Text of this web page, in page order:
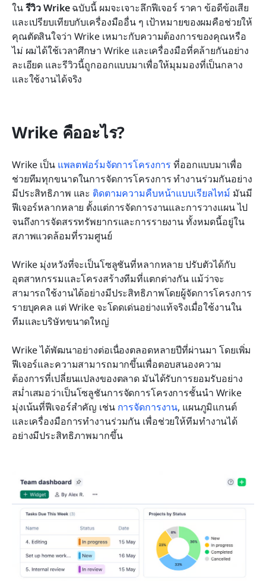
ใน รีวิว Wrike ฉบับนี้ ผมจะเจาะลึกฟีเจอร์ ราคา ข้อดีข้อเสีย
และเปรียบเทียบกับเครื่องมืออื่น ๆ เป้าหมายของผมคือช่วยให้
คุณตัดสินใจว่า Wrike เหมาะกับความต้องการของคุณหรือ
ไม่ ผมได้ใช้เวลาศึกษา Wrike และเครื่องมือที่คล้ายกันอย่าง
ละเอียด และรีวิวนี้ถูกออกแบบมาเพื่อให้มุมมองที่เป็นกลาง
และใช้งานได้จริง
Wrike คืออะไร?
Wrike เป็น แพลตฟอร์มจัดการโครงการ ที่ออกแบบมาเพื่อ
ช่วยทีมทุกขนาดในการจัดการโครงการ ทำงานร่วมกันอย่าง
มีประสิทธิภาพ และ ติดตามความคืบหน้าแบบเรียลไทม์ มันมี
ฟีเจอร์หลากหลาย ตั้งแต่การจัดการงานและการวางแผน ไป
จนถึงการจัดสรรทรัพยากรและการรายงาน ทั้งหมดนี้อยู่ใน
สภาพแวดล้อมที่รวมศูนย์
Wrike มุ่งหวังที่จะเป็นโซลูชันที่หลากหลาย ปรับตัวได้กับ
อุตสาหกรรมและโครงสร้างทีมที่แตกต่างกัน แม้ว่าจะ
สามารถใช้งานได้อย่างมีประสิทธิภาพโดยผู้จัดการโครงการ
รายบุคคล แต่ Wrike จะโดดเด่นอย่างแท้จริงเมื่อใช้งานใน
ทีมและบริษัทขนาดใหญ่
Wrike ได้พัฒนาอย่างต่อเนื่องตลอดหลายปีที่ผ่านมา โดยเพิ่ม
ฟีเจอร์และความสามารถมากขึ้นเพื่อตอบสนองความ
ต้องการที่เปลี่ยนแปลงของตลาด มันได้รับการยอมรับอย่าง
สม่ำเสมอว่าเป็นโซลูชันการจัดการโครงการชั้นนำ Wrike
มุ่งเน้นที่ฟีเจอร์สำคัญ เช่น การจัดการงาน, แผนภูมิแกนต์
และเครื่องมือการทำงานร่วมกัน เพื่อช่วยให้ทีมทำงานได้
อย่างมีประสิทธิภาพมากขึ้น
การอ่านที่เกี่ยวข้อง